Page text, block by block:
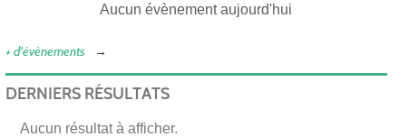
Aucun évènement aujourd'hui
+ d'évènements
DERNIERS RÉSULTATS
Aucun résultat à afficher.